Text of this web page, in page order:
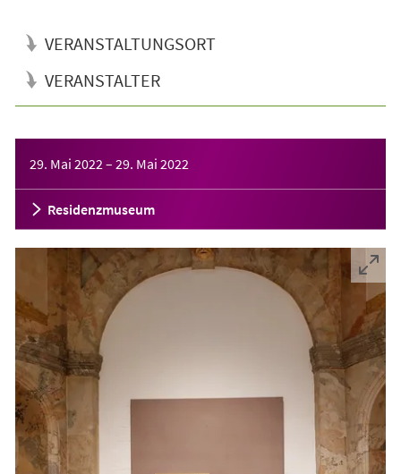
VERANSTALTUNGSORT
VERANSTALTER
29. Mai 2022 – 29. Mai 2022
Residenzmuseum